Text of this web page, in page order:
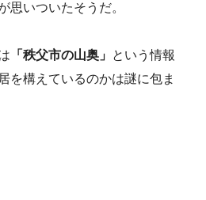
思いついたそうだ。
「秩父市の山奥」 という情報
を構えているのかは謎に包ま